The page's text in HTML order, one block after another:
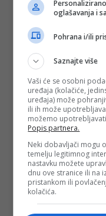
oglašavanja i
Pohrana i/ili
Saznajte više
Vaši će se osobni
uređaja (kolačiće,
uređaja) može
ili ih može
možemo
Popis partnera.
Neki dobavljači mogu
temelju legitimnog
nastavku možete
dnu ove stranice ili na
pristankom ili
kolačića.